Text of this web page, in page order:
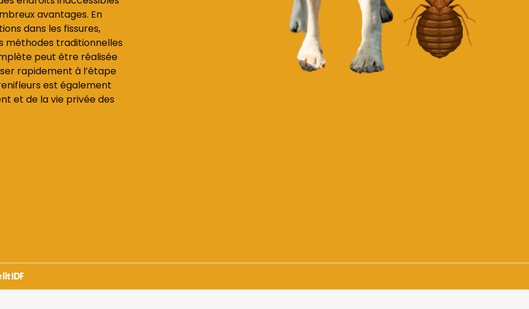
avantages. En
dans les fissures,
méthodes traditionnelles
peut être réalisée
rapidement à l’étape
est également
et de la vie privée des
IDF